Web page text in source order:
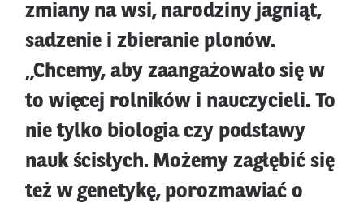
zmiany na wsi, narodziny jagniąt,
sadzenie i zbieranie plonów.
„Chcemy, aby zaangażowało się w
to więcej rolników i nauczycieli. To
nie tylko biologia czy podstawy
nauk ścisłych. Możemy zagłębić się
też w genetykę, porozmawiać o